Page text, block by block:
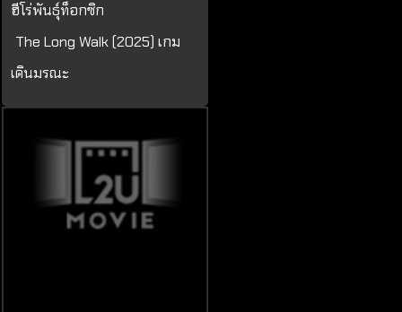
ฮีโร่พันธุ์ท็อกซิก
The Long Walk (2025) เกม
เดินมรณะ